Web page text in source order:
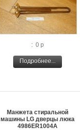
: 0 р
Подробнее...
Манжета стиральной
машины LG дверцы люка
4986ER1004A